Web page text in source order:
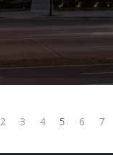
2 3 4 5 6 7